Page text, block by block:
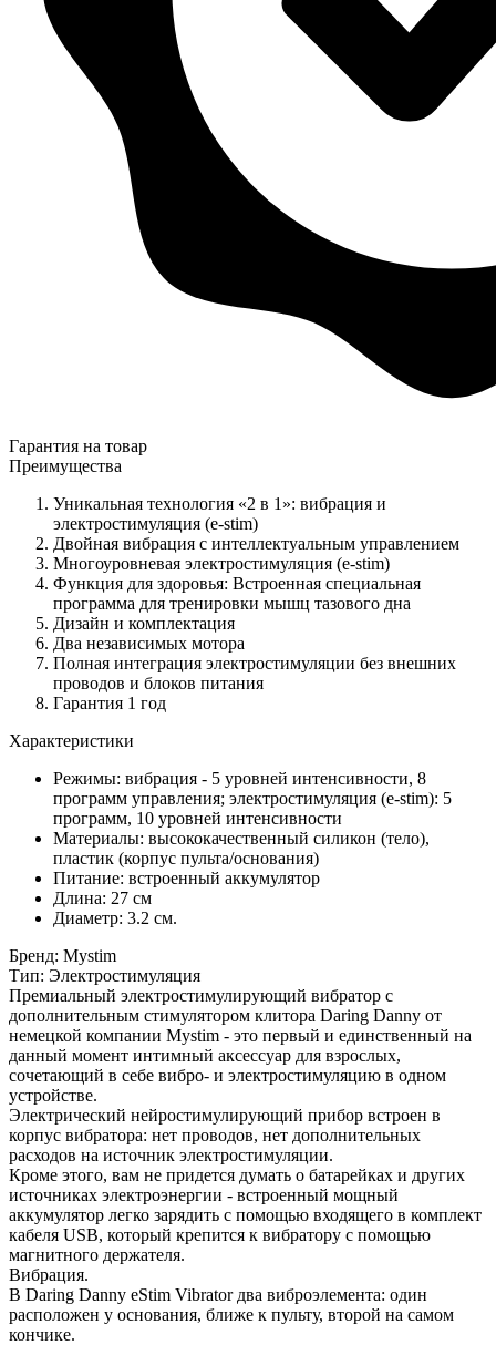
Гарантия на товар
Преимущества
Уникальная технология «2 в 1»: вибрация и
электростимуляция (e-stim)
Двойная вибрация с интеллектуальным управлением
Многоуровневая электростимуляция (e-stim)
Функция для здоровья: Встроенная специальная
программа для тренировки мышц тазового дна
Дизайн и комплектация
Два независимых мотора
Полная интеграция электростимуляции без внешних
проводов и блоков питания
Гарантия 1 год
Характеристики
Режимы: вибрация - 5 уровней интенсивности, 8
программ управления; электростимуляция (e-stim): 5
программ, 10 уровней интенсивности
Материалы: высококачественный силикон (тело),
пластик (корпус пульта/основания)
Питание: встроенный аккумулятор
Длина: 27 см
Диаметр: 3.2 см.
Бренд: Mystim
Тип: Электростимуляция
Премиальный электростимулирующий вибратор с
дополнительным стимулятором клитора Daring Danny от
немецкой компании Mystim - это первый и единственный на
данный момент интимный аксессуар для взрослых,
сочетающий в себе вибро- и электростимуляцию в одном
устройстве.
Электрический нейростимулирующий прибор встроен в
корпус вибратора: нет проводов, нет дополнительных
расходов на источник электростимуляции.
Кроме этого, вам не придется думать о батарейках и других
источниках электроэнергии - встроенный мощный
аккумулятор легко зарядить с помощью входящего в комплект
кабеля USB, который крепится к вибратору с помощью
магнитного держателя.
Вибрация.
В Daring Danny eStim Vibrator два виброэлемента: один
расположен у основания, ближе к пульту, второй на самом
кончике.